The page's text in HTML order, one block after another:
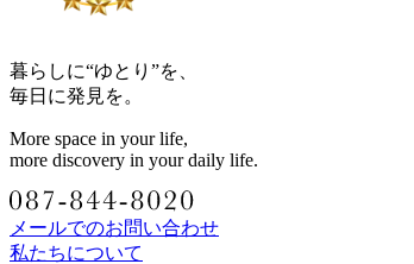
暮らしに“ゆとり”を、
毎日に発見を。
More space in your life,
more discovery in your daily life.
メールでのお問い合わせ
私たちについて